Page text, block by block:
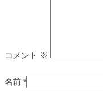
コメント ※
名前 *